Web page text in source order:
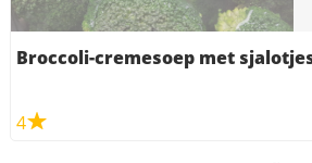
Broccoli-cremesoep met
4